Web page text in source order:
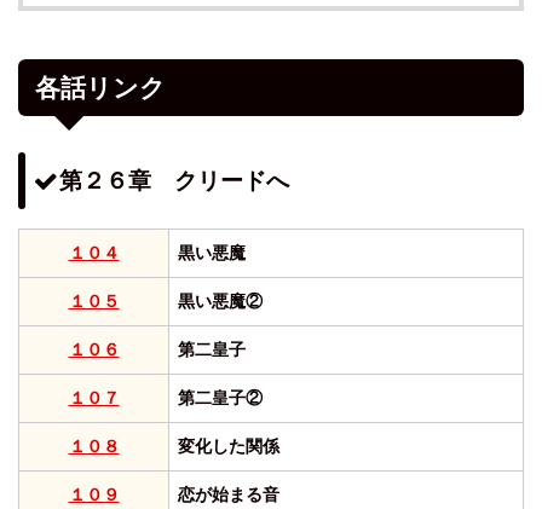
各話リンク
第２６章 クリードへ
１０４ 黒い悪魔
１０５ 黒い悪魔②
１０６ 第二皇子
１０７ 第二皇子②
１０８ 変化した関係
１０９ 恋が始まる音